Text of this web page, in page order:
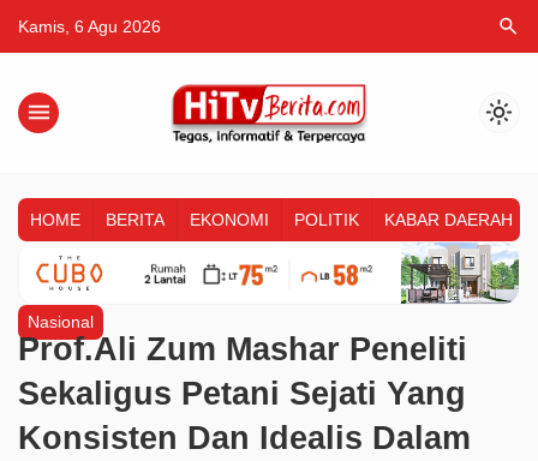
Kamis, 6 Agu 2026 search
menu light_mode
HOME BERITA EKONOMI POLITIK KABAR DAERAH
Nasional
Prof.Ali Zum Mashar Peneliti
Sekaligus Petani Sejati Yang
Konsisten Dan Idealis Dalam